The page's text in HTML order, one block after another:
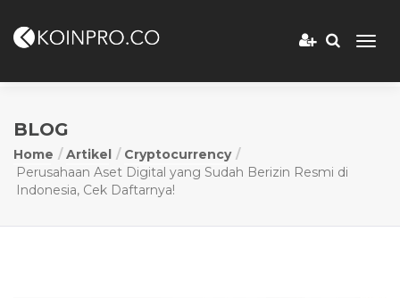
BLOG
Home Artikel
Cryptocurrency
Perusahaan Aset Digital yang Sudah Berizin Resmi di
Indonesia, Cek Daftarnya!